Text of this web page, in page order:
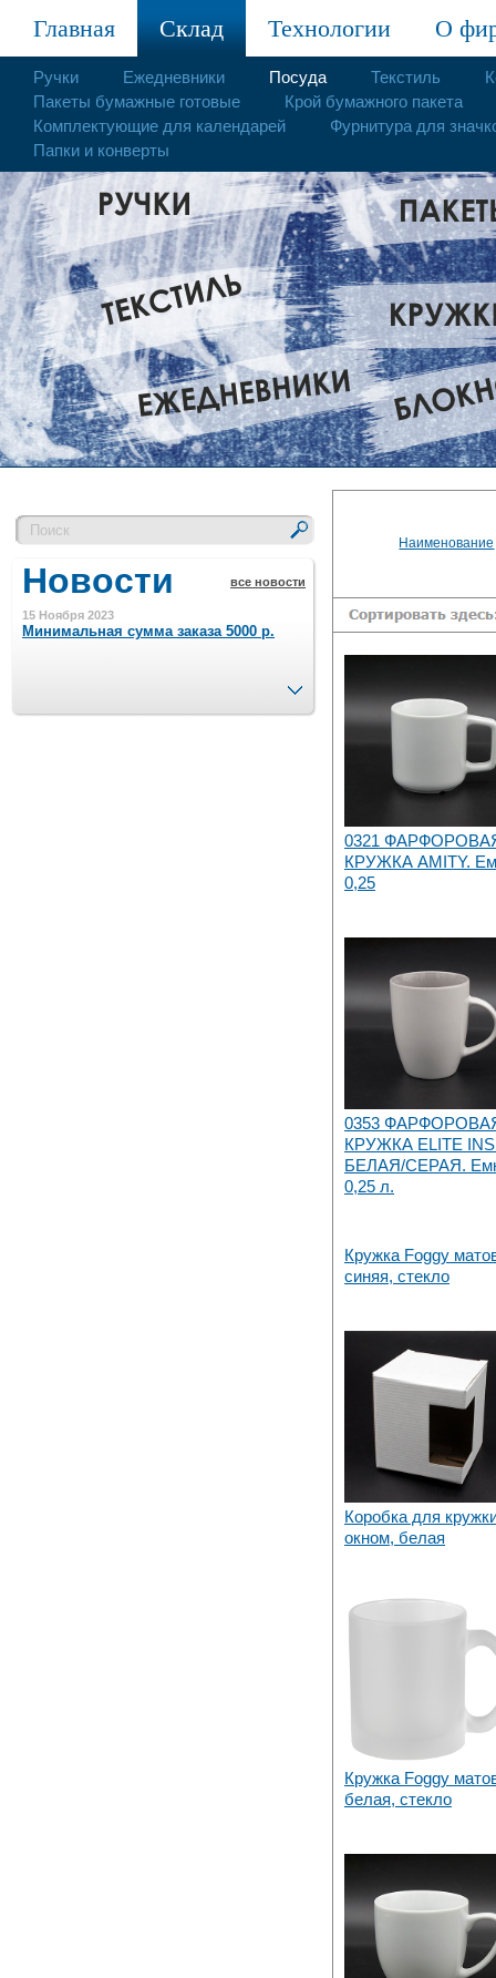
Главная Склад Технологии О
Ручки Ежедневники Посуда Текстиль
Пакеты бумажные готовые
Крой бумажного пакета
Комплектующие для календарей
Фурнитура для
Папки и конверты
Новости все новости
15 Ноября 2023
Минимальная сумма заказа 5000 р.
Шляпные коробочки производим
Наименование
0321
КРУЖКА AMITY.
0,25
0353
КРУЖКА ELITE
БЕЛАЯ/СЕРАЯ.
0,25 л.
Кружка Foggy
синяя, стекло
Коробка для
окном, белая
Кружка Foggy
белая, стекло